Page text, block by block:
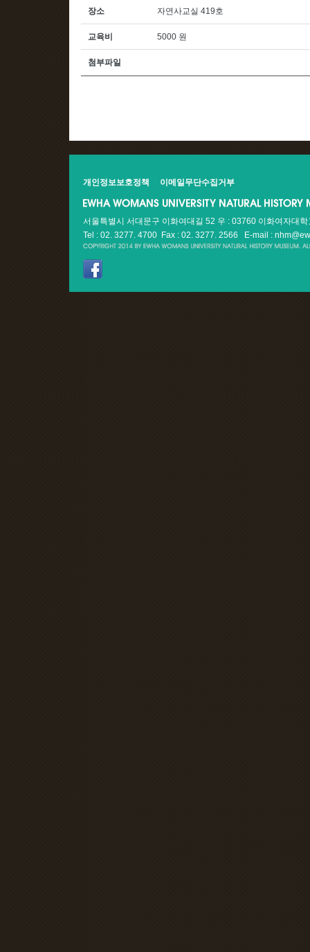
장소 자연사교실 419호
교육비 5000 원
첨부파일
개인정보보호정책 이메일무단수집거부
서울특별시 서대문구 이화여대길 52 우 : 03760 이화여자대
Tel : 02. 3277. 4700 Fax : 02. 3277. 2566
E-mail :